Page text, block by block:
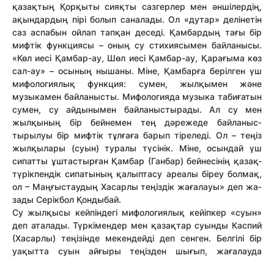
қа­зақтың Қорқыты сияқты саз­гер­лер мен әншілердің,
ақын­дар­дың пірі болып саналады. Ол «ду­тар» делінетін
саз аспабын ой­лап тапқан деседі. Қамбардың та­ғы бір
мифтік функциясы – оның су стихиясымен байла­ны­сы.
«Көл иесі Қамбар-ау, Шөл иесі Қамбар-ау, Қарағыма көз
сал-ау» – осының нышаны. Мі­не, Қамбарға берілген үш
ми­фо­ло­гиялық функция: сумен, жыл­қы­мен және
музыкамен бай­ла­нысты. Мифологияда музыка табиғатын
сумен, су айдынымен бай­ланыс­тыра­ды. Ал су мен
жылқының бір бей­немен тең дәрежеде байла­­ныс­
тырылуы бір мифтік тұлғаға ба­рып тіреледі. Ол – теңіз
жыл­қы­лары (суын) туралы түсінік. Мі­не, осындай үш
сипатты ұш­тастырған Қамбар (Ганбар) бей­несінің қазақ-
түрік­пендік си­па­тының қалып­тасу ареалы біреу бол­мақ,
ол – Маңғыстаудың Ха­сар­лы теңіздік жағалауы» деп жа­
зады Серікбол Қондыбай.
Су жылқысы кейпіндегі мифологиялық кейіпкер «суын»
деп аталады. Түркімендер мен қазақтар суынды Каспий
(Хасарлы) теңізінде мекендейді деп сенген. Белгілі бір
уақытта суын айғыры теңізден шығып, жағалауда